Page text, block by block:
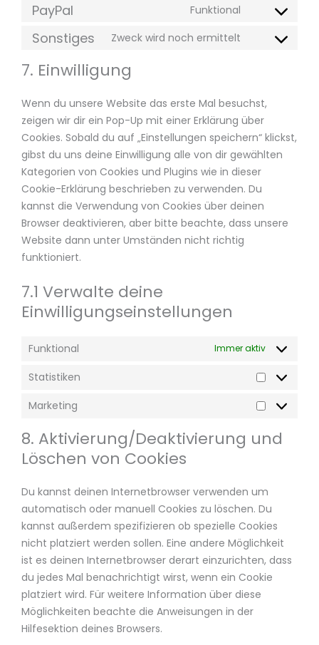
PayPal Funktional
Sonstiges Zweck wird noch ermittelt
7. Einwilligung
Wenn du unsere Website das erste Mal besuchst,
zeigen wir dir ein Pop-Up mit einer Erklärung über
Cookies. Sobald du auf „Einstellungen speichern“ klickst,
gibst du uns deine Einwilligung alle von dir gewählten
Kategorien von Cookies und Plugins wie in dieser
Cookie-Erklärung beschrieben zu verwenden. Du
kannst die Verwendung von Cookies über deinen
Browser deaktivieren, aber bitte beachte, dass unsere
Website dann unter Umständen nicht richtig
funktioniert.
7.1 Verwalte deine
Einwilligungseinstellungen
Funktional Immer aktiv
Statistiken
Marketing
8. Aktivierung/Deaktivierung und
Löschen von Cookies
Du kannst deinen Internetbrowser verwenden um
automatisch oder manuell Cookies zu löschen. Du
kannst außerdem spezifizieren ob spezielle Cookies
nicht platziert werden sollen. Eine andere Möglichkeit
ist es deinen Internetbrowser derart einzurichten, dass
du jedes Mal benachrichtigt wirst, wenn ein Cookie
platziert wird. Für weitere Information über diese
Möglichkeiten beachte die Anweisungen in der
Hilfesektion deines Browsers.